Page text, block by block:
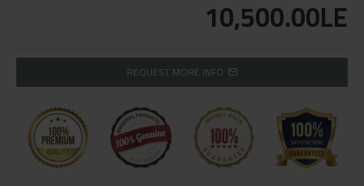
10,500.00LE
REQUEST MORE INFO